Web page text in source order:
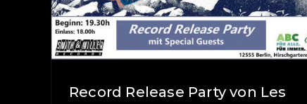
Record Release Party von Les